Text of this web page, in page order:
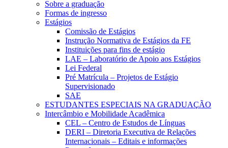
Sobre a graduação
Formas de ingresso
Estágios
Comissão de Estágios
Instrução Normativa de Estágios da FE
Instituições para fins de estágio
LAE – Laboratório de Apoio aos Estágios
Lei Federal
Pré Matrícula – Projetos de Estágio
Supervisionado
SAE
ESTUDANTES ESPECIAIS NA GRADUAÇÃO
Intercâmbio e Mobilidade Acadêmica
CEL – Centro de Estudos de Línguas
DERI – Diretoria Executiva de Relações
Internacionais – Editais e informações